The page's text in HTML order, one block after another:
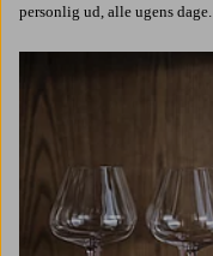
personlig ud, alle ugens dage.